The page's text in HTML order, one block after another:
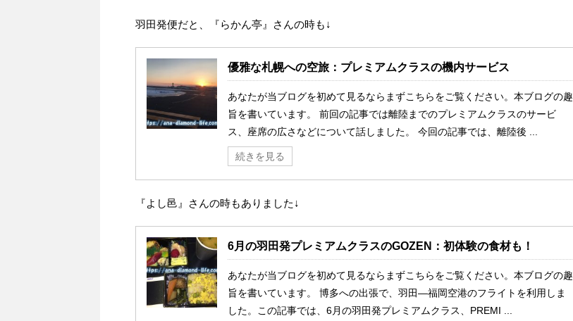
羽田発便だと、『らかん亭』さんの時も↓
優雅な札幌への空旅：プレミアムクラスの機内サービス
あなたが当ブログを初めて見るならまずこちらをご覧ください。本ブログの趣
旨を書いています。 前回の記事では離陸までのプレミアムクラスのサービ
ス、座席の広さなどについて話しました。 今回の記事では、離陸後 ...
続きを見る
『よし邑』さんの時もありました↓
6月の羽田発プレミアムクラスのGOZEN：初体験の食材も！
あなたが当ブログを初めて見るならまずこちらをご覧ください。本ブログの趣
旨を書いています。 博多への出張で、羽田―福岡空港のフライトを利用しま
した。この記事では、6月の羽田発プレミアムクラス、PREMI ...